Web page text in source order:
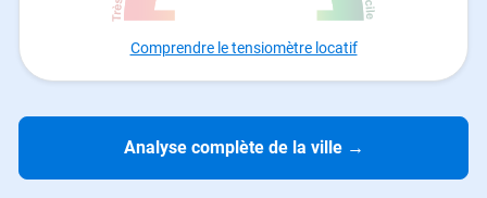
Comprendre le tensiomètre locatif
Analyse complète de la ville →